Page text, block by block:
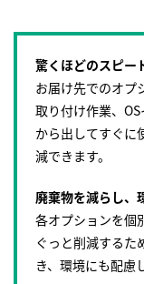
驚くほどのスピー
お届け先でのオプ
取り付け作業、
から出してすぐに
減できます。
廃棄物を減らし、
各オプションを個
ぐっと削減するた
き、環境にも配慮